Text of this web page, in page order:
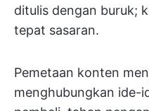
ditulis dengan buruk;
tepat sasaran.
Pemetaan konten
menghubungkan ide-